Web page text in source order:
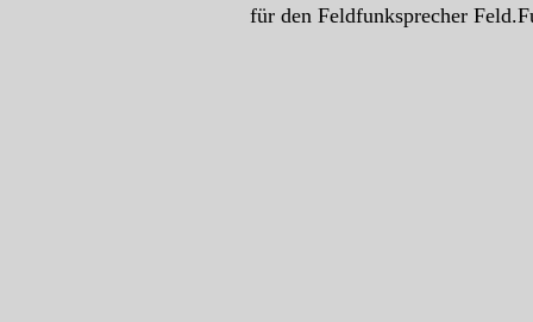
für den Feldfunksprecher